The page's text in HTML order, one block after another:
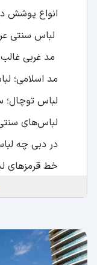
انواع پوشش
لباس سنتی
مد غربی
مد اسلامی؛
لباس
لباس‌های
در دبی چه
خط قرمزهای